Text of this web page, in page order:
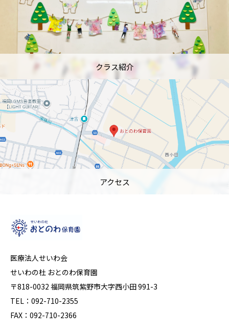
クラス紹介
アクセス
医療法人せいわ会
せいわの杜 おとのわ保育園
〒818-0032 福岡県筑紫野市大字西小田 991-3
TEL：092-710-2355
FAX：092-710-2366